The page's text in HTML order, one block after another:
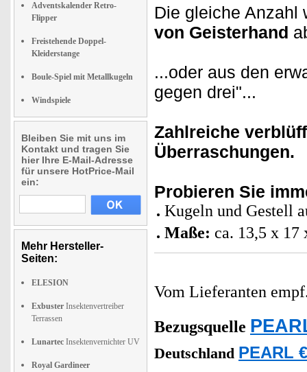
Adventskalender Retro-
Flipper
Freistehende Doppel-
Kleiderstange
Boule-Spiel mit Metallkugeln
Windspiele
Bleiben Sie mit uns im
Kontakt und tragen Sie
hier Ihre E-Mail-Adresse
für unsere HotPrice-Mail
ein:
Mehr Hersteller-
Seiten:
ELESION
Exbuster Insektenvertreiber
Terrassen
Lunartec Insektenvernichter UV
Royal Gardineer
Die gleiche Anzahl
von Geisterhand
...oder aus den
gegen drei"...
Zahlreiche
Überraschungen.
Probieren Sie
Kugeln und Gestell
Maße: ca. 13,5 x 17
Vom Lieferanten
Bezugsquelle
Deutschland PEARL